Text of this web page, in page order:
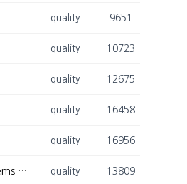
quality 9651
quality 10723
quality 12675
quality 16458
quality 16956
[2025. 01. 07.] 최승현 박사, 배영목 박사과정, 이동희 교수님, 김광재 교수님 Expert Systems with Applications (ESWA) 논문 게재 승인 quality 13809